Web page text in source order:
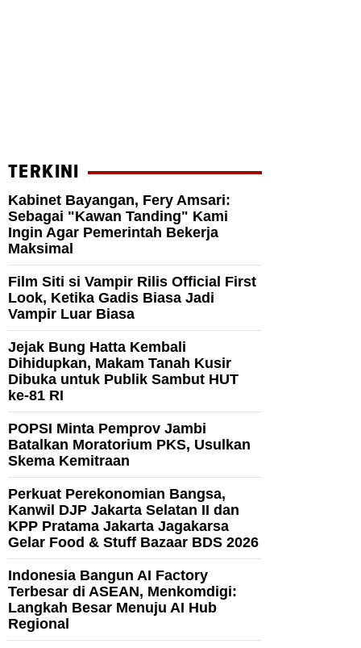
TERKINI
Kabinet Bayangan, Fery Amsari:
Sebagai "Kawan Tanding" Kami
Ingin Agar Pemerintah Bekerja
Maksimal
Film Siti si Vampir Rilis Official First
Look, Ketika Gadis Biasa Jadi
Vampir Luar Biasa
Jejak Bung Hatta Kembali
Dihidupkan, Makam Tanah Kusir
Dibuka untuk Publik Sambut HUT
ke-81 RI
POPSI Minta Pemprov Jambi
Batalkan Moratorium PKS, Usulkan
Skema Kemitraan
Perkuat Perekonomian Bangsa,
Kanwil DJP Jakarta Selatan II dan
KPP Pratama Jakarta Jagakarsa
Gelar Food & Stuff Bazaar BDS 2026
Indonesia Bangun AI Factory
Terbesar di ASEAN, Menkomdigi:
Langkah Besar Menuju AI Hub
Regional